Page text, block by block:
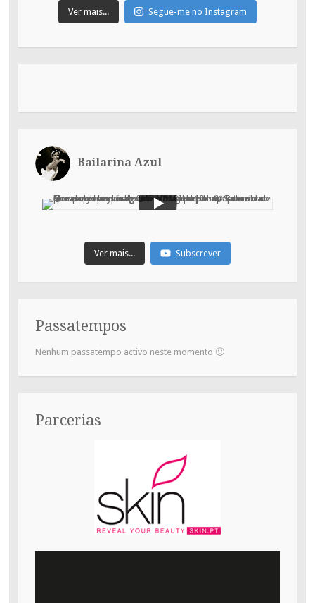
Ver mais... Segue-me no Instagram
Bailarina Azul
Ver mais... Subscrever
Passatempos
Nenhum passatempo activo neste momento 🙂
Parcerias